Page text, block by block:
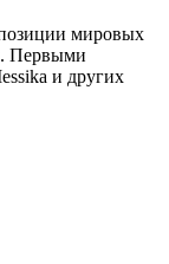
мировых
Первыми
и других